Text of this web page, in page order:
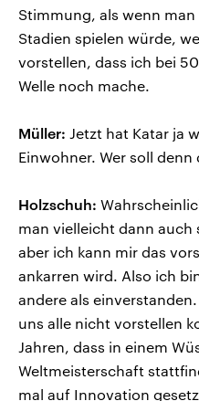
Stimmung, als wenn
Stadien spielen würde,
vorstellen, dass ich bei
Welle noch mache.
Müller: Jetzt hat Katar ja
Einwohner. Wer soll
Holzschuh:
man vielleicht dann auch
aber ich kann mir das
ankarren wird. Also ich
andere als
uns alle nicht vorstellen
Jahren, dass in einem
Weltmeisterschaft
mal auf Innovation